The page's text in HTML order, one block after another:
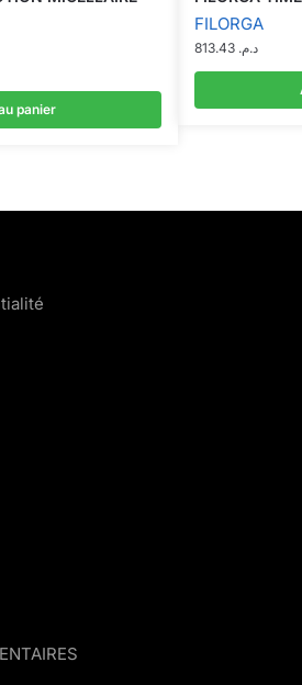
panier
FILORGA
د.م.